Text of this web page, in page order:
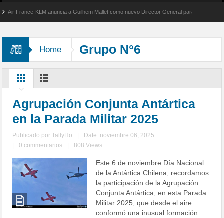
France-KLM anuncia a Guilhem Mallet como nuevo Director General para América Latina
Home Grupo N°6
Agrupación Conjunta Antártica
en la Parada Militar 2025
Publicado porTallyHo
Date: noviembre 06, 2025
0 commentarios 808 Views
Este 6 de noviembre Día Nacional
de la Antártica Chilena, recordamos
la participación de la Agrupación
Conjunta Antártica, en esta Parada
Militar 2025, que desde el aire
conformó una inusual formación ...